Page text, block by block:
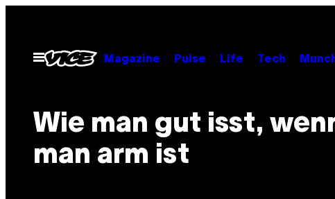
contentOpen
Menu
Magazine Pulse Life Tech
Wie man gut isst,
man arm ist